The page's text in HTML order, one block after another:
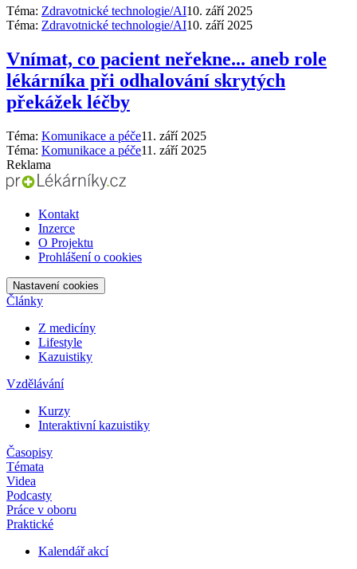
Téma: Zdravotnické technologie/AI10. září 2025
Téma: Zdravotnické technologie/AI10. září 2025
Vnímat, co pacient neřekne... aneb role
lékárníka při odhalování skrytých
překážek léčby
Téma: Komunikace a péče11. září 2025
Téma: Komunikace a péče11. září 2025
Reklama
Kontakt
Inzerce
O Projektu
Prohlášení o cookies
Nastavení cookies
Články
Z medicíny
Lifestyle
Kazuistiky
Vzdělávání
Kurzy
Interaktivní kazuistiky
Časopisy
Témata
Videa
Podcasty
Práce v oboru
Praktické
Kalendář akcí